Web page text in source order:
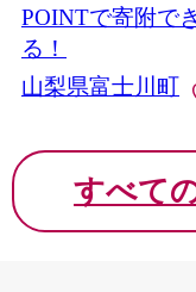
房） フルーツ 山梨県
産 果物 くだもの シャ
イン マスカット ぶど
う ブドウ 葡萄 大粒
9000円 九千円
POINTで寄附でき
る！
山梨県富士川町
すべて